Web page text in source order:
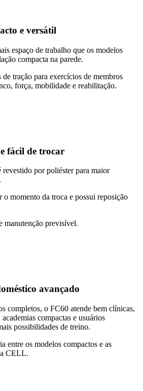
e versátil
espaço de trabalho que os modelos
compacta na parede.
de tração para exercícios de membros
força, mobilidade e reabilitação.
fácil de trocar
por poliéster para maior
momento da troca e possui reposição
manutenção previsível.
avançado
completos, o FC60 atende bem clínicas,
compactas e usuários
possibilidades de treino.
entre os modelos compactos e as
CELL.